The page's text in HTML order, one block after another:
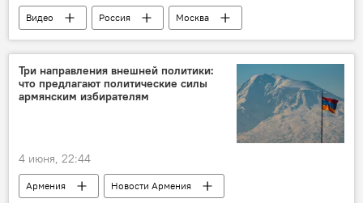
Видео Россия
Москва
Владимир Путин
В мире
Три направления внешней политики:
что предлагают политические силы
армянским избирателям
4 июня, 22:44
Армения
Новости Армения